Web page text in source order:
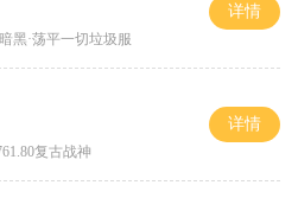
黑·荡平一切垃圾服
详情
复古战神
详情